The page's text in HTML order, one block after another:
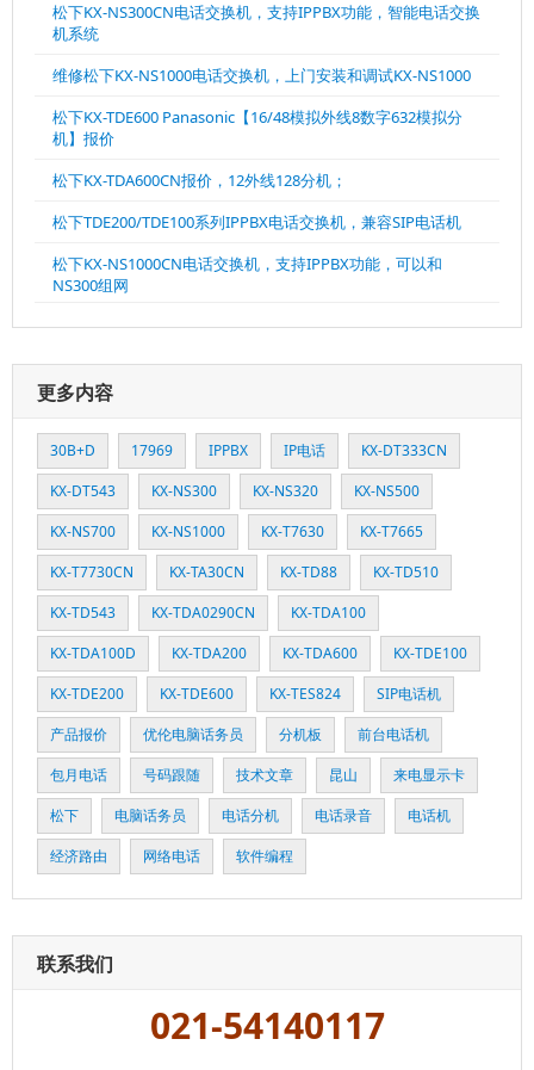
松下KX-NS300CN电话交换机，支持IPPBX功能，智能电话交换
机系统
维修松下KX-NS1000电话交换机，上门安装和调试KX-NS1000
松下KX-TDE600 Panasonic【16/48模拟外线8数字632模拟分
机】报价
松下KX-TDA600CN报价，12外线128分机；
松下TDE200/TDE100系列IPPBX电话交换机，兼容SIP电话机
松下KX-NS1000CN电话交换机，支持IPPBX功能，可以和
NS300组网
更多内容
30B+D 17969 IPPBX IP电话
KX-DT333CN
KX-DT543
KX-NS300 KX-NS320
KX-NS500
KX-NS700
KX-NS1000 KX-T7630
KX-T7665
KX-T7730CN
KX-TA30CN KX-TD88
KX-TD510
KX-TD543
KX-TDA0290CN
KX-TDA100
KX-TDA100D
KX-TDA200 KX-TDA600
KX-TDE100
KX-TDE200
KX-TDE600 KX-TES824
SIP电话机
产品报价
优伦电脑话务员 分机板
前台电话机
包月电话
号码跟随 技术文章 昆山
来电显示卡
松下
电脑话务员 电话分机 电话录音
电话机
经济路由
网络电话 软件编程
联系我们
021-54140117